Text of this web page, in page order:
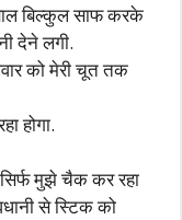
बिल्कुल साफ करके
देने लगी.
को मेरी चूत तक
होगा.
मुझे चैक कर रहा
से स्टिक को